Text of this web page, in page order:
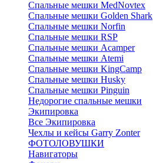
Cпальные мешки MedNovtex
Спальные мешки Golden Shark
Спальные мешки Norfin
Спальные мешки RSP
Спальные мешки Acamper
Спальные мешки Atemi
Спальные мешки KingCamp
Спальные мешки Husky
Спальные мешки Pinguin
Недорогие спальные мешки
Экипировка
Все Экипировка
Чехлы и кейсы Garry Zonter
ФОТОЛОВУШКИ
Навигаторы